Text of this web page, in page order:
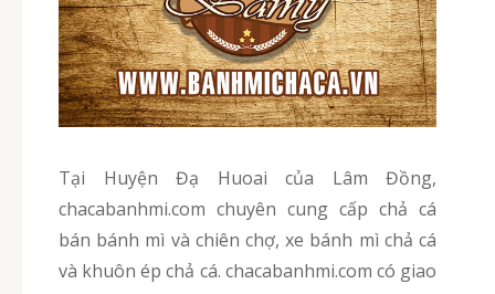
Tại Huyện Đạ Huoai của Lâm Đồng,
chacabanhmi.com chuyên cung cấp chả cá
bán bánh mì và chiên chợ, xe bánh mì chả cá
và khuôn ép chả cá. chacabanhmi.com có giao